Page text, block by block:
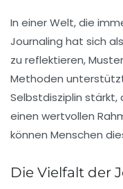
In einer Welt, die
Journaling hat sich
zu reflektieren,
Methoden
Selbstdisziplin
einen wertvollen
können Menschen
Die Vielfalt der